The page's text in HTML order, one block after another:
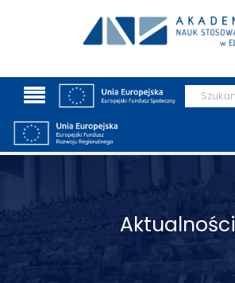
Wyszukaj
Aktualności